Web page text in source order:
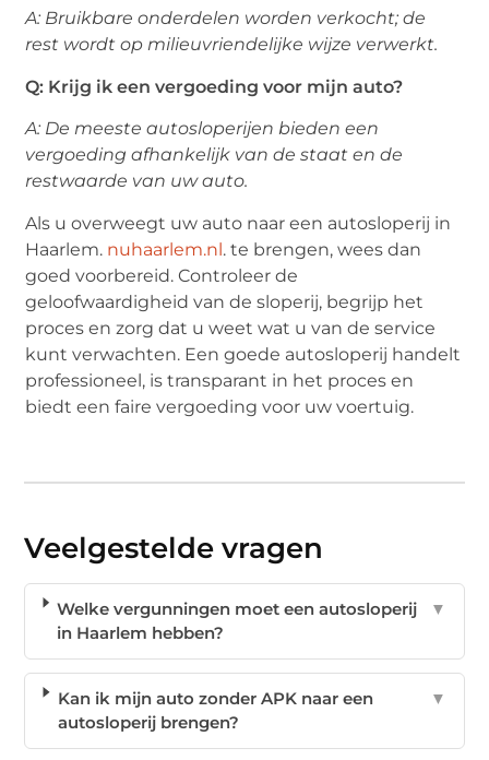
A: Bruikbare onderdelen worden verkocht; de
rest wordt op milieuvriendelijke wijze verwerkt.
Q: Krijg ik een vergoeding voor mijn auto?
A: De meeste autosloperijen bieden een
vergoeding afhankelijk van de staat en de
restwaarde van uw auto.
Als u overweegt uw auto naar een autosloperij in
Haarlem. nuhaarlem.nl. te brengen, wees dan
goed voorbereid. Controleer de
geloofwaardigheid van de sloperij, begrijp het
proces en zorg dat u weet wat u van de service
kunt verwachten. Een goede autosloperij handelt
professioneel, is transparant in het proces en
biedt een faire vergoeding voor uw voertuig.
Veelgestelde vragen
Welke vergunningen moet een autosloperij
in Haarlem hebben?
▼
Kan ik mijn auto zonder APK naar een
autosloperij brengen?
▼